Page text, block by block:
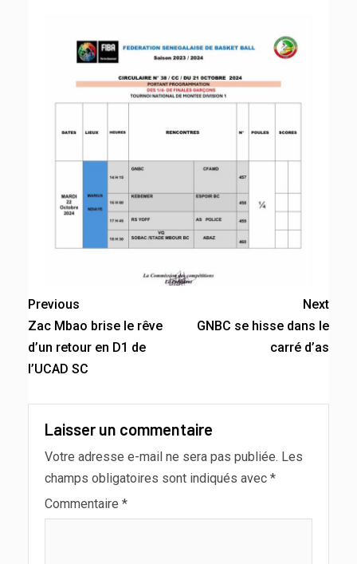
Previous
Zac Mbao brise le rêve
d’un retour en D1 de
l’UCAD SC
Next
GNBC se hisse dans le
carré d’as
Laisser un commentaire
Votre adresse e-mail ne sera pas publiée. Les
champs obligatoires sont indiqués avec *
Commentaire *